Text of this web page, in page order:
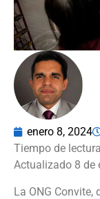
enero 8, 2024
Actualizado 8 de
La ONG Convite,